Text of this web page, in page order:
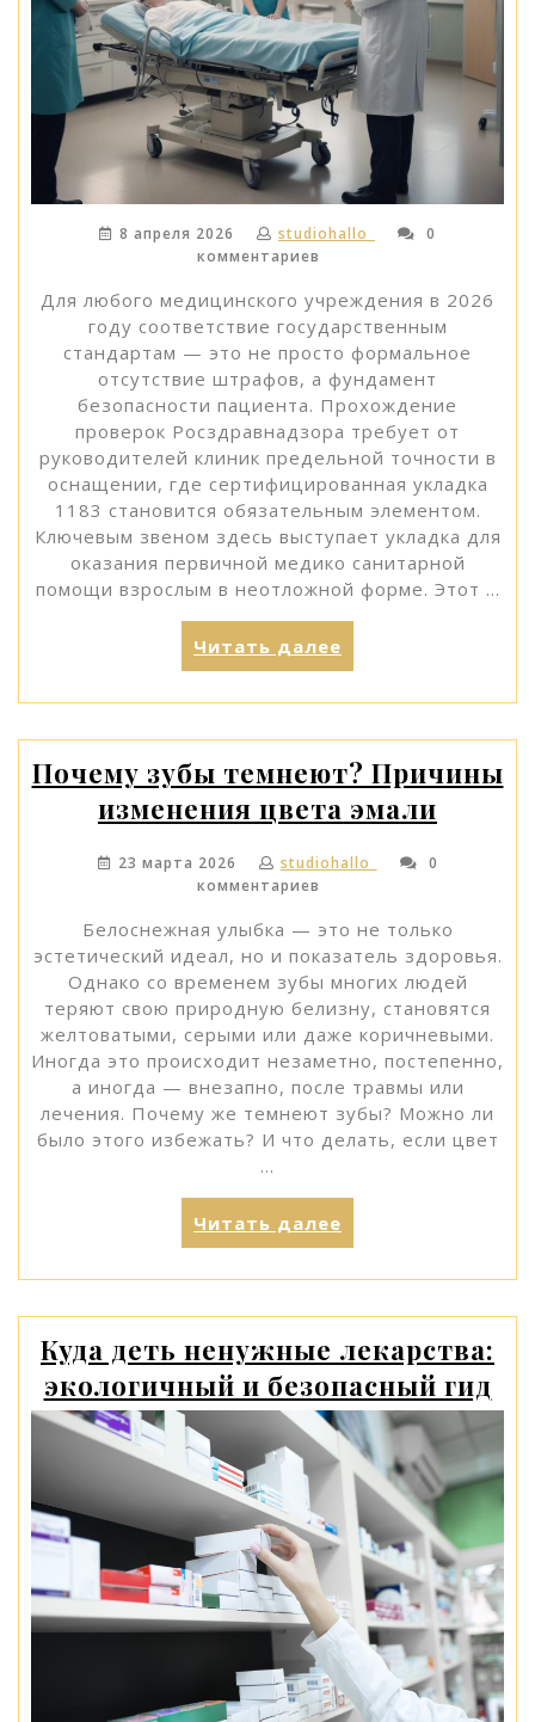
8 апреля 2026 studiohallo_
0
комментариев
Для любого медицинского учреждения в 2026
году соответствие государственным
стандартам — это не просто формальное
отсутствие штрафов, а фундамент
безопасности пациента. Прохождение
проверок Росздравнадзора требует от
руководителей клиник предельной точности в
оснащении, где сертифицированная укладка
1183 становится обязательным элементом.
Ключевым звеном здесь выступает укладка для
оказания первичной медико санитарной
помощи взрослым в неотложной форме. Этот …
Читать далее
укладки
для
медико-
санитарной
помощи
взрослым
1183н»
Почему зубы темнеют? Причины
изменения цвета эмали
23 марта 2026 studiohallo_
0
комментариев
Белоснежная улыбка — это не только
эстетический идеал, но и показатель здоровья.
Однако со временем зубы многих людей
теряют свою природную белизну, становятся
желтоватыми, серыми или даже коричневыми.
Иногда это происходит незаметно, постепенно,
а иногда — внезапно, после травмы или
лечения. Почему же темнеют зубы? Можно ли
было этого избежать? И что делать, если цвет
…
Читать далее
зубы
темнеют?
цвета
эмали»
Куда деть ненужные лекарства:
экологичный и безопасный гид